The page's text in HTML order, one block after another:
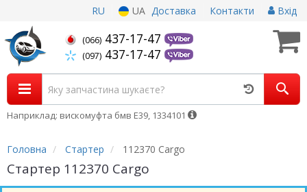
RU UA Доставка Контакти Вхід
(066) 437-17-47
(097) 437-17-47
Наприклад: вискомуфта бмв Е39, 1334101
Головна Стартер 112370 Cargo
Стартер 112370 Cargo